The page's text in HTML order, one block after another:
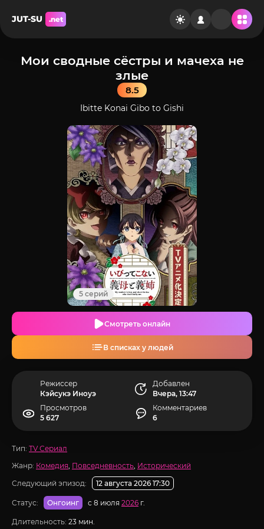
JUT-SU .net
Мои сводные сёстры и мачеха не
злые
8.5
Ibitte Konai Gibo to Gishi
5 серий
Смотреть онлайн
В списках у людей
Режиссер
Кэйсукэ Иноуэ
Добавлен
Вчера, 13:47
Просмотров
5 627
Комментариев
6
Тип: TV Сериал
Жанр: Комедия, Повседневность, Исторический
Следующий эпизод:
12 августа 2026 17:30
Статус: Онгоинг с 8 июля 2026 г.
Длительность: 23 мин.